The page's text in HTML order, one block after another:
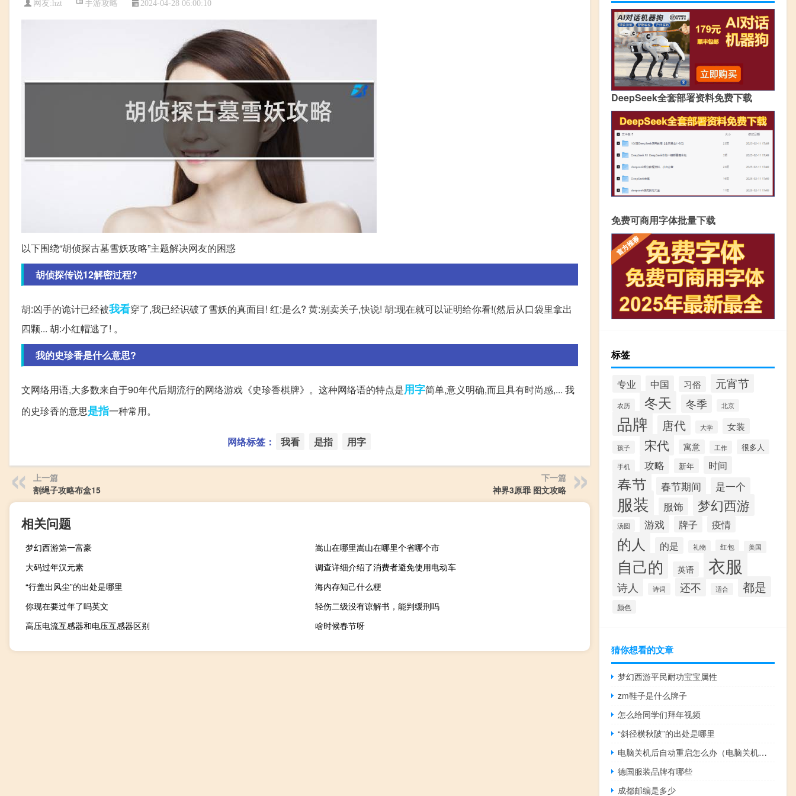
网友:hzt 2024-04-28 06:00:10
以下围绕“胡侦探古墓雪妖攻略”主题解决网友的困惑
胡侦探传说12解密过程?
胡:凶手的诡计已经被我看穿了,我已经识破了雪妖的真面目! 红:是么? 黄:别卖关子,快说! 胡:现在就可以证明给你看!(然后从口袋里拿出
四颗... 胡:小红帽逃了! 。
我的史珍香是什么意思?
文网络用语,大多数来自于90年代后期流行的网络游戏《史珍香棋牌》。这种网络语的特点是用字简单,意义明确,而且具有时尚感,... 我
的史珍香的意思是指一种常用。
网络标签： 我看 是指 用字
上一篇
割绳子攻略布盒15
下一篇
神界3原罪 图文攻略
相关问题
梦幻西游第一富豪
嵩山在哪里嵩山在哪里个省哪个市
大码过年汉元素
调查详细介绍了消费者避免使用电动车
“行盖出风尘”的出处是哪里
海内存知己什么梗
你现在要过年了吗英文
轻伤二级没有谅解书，能判缓刑吗
高压电流互感器和电压互感器区别
啥时候春节呀
DeepSeek全套部署资料免费下载
免费可商用字体批量下载
标签
专业 中国 习俗 元宵节
农历 冬天 冬季 北京
品牌 唐代 大学 女装
孩子 宋代 寓意 工作 很多人
手机 攻略 新年 时间
春节 春节期间 是一个
服装 服饰 梦幻西游
汤圆 游戏 牌子 疫情
的人 的是 礼物 红包 美国
自己的 英语 衣服
诗人 诗词 还不 适合 都是
颜色
猜你想看的文章
梦幻西游平民耐功宝宝属性
zm鞋子是什么牌子
怎么给同学们拜年视频
“斜径横秋陂”的出处是哪里
电脑关机后自动重启怎么办（电脑关机后自动重启）
德国服装品牌有哪些
成都邮编是多少